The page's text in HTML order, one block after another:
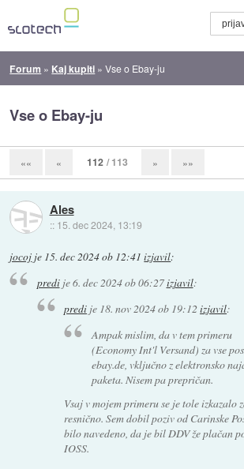
Forum » Kaj kupiti »Vse o Ebay-ju
Vse o Ebay-ju
«« « 112 / 113 » »»
Ales
:: 15. dec 2024, 13:19
jocoj je 15. dec 2024 ob 12:41 izjavil:
predije6. dec 2024 ob 06:27izjavil:
predi je 18. nov 2024 ob 19:12izjavil:
Ampak mislim, da v tem primeru
(Economy Int'l Versand) za vse
ebay.de, vključno z elektronsko
paketa. Nisem pa prepričan.
Vsaj v mojem primeru se je tole izkazalo
resnično. Sem dobil poziv od Carinske
bilo navedeno, da je bil DDV že plačan
IOSS.